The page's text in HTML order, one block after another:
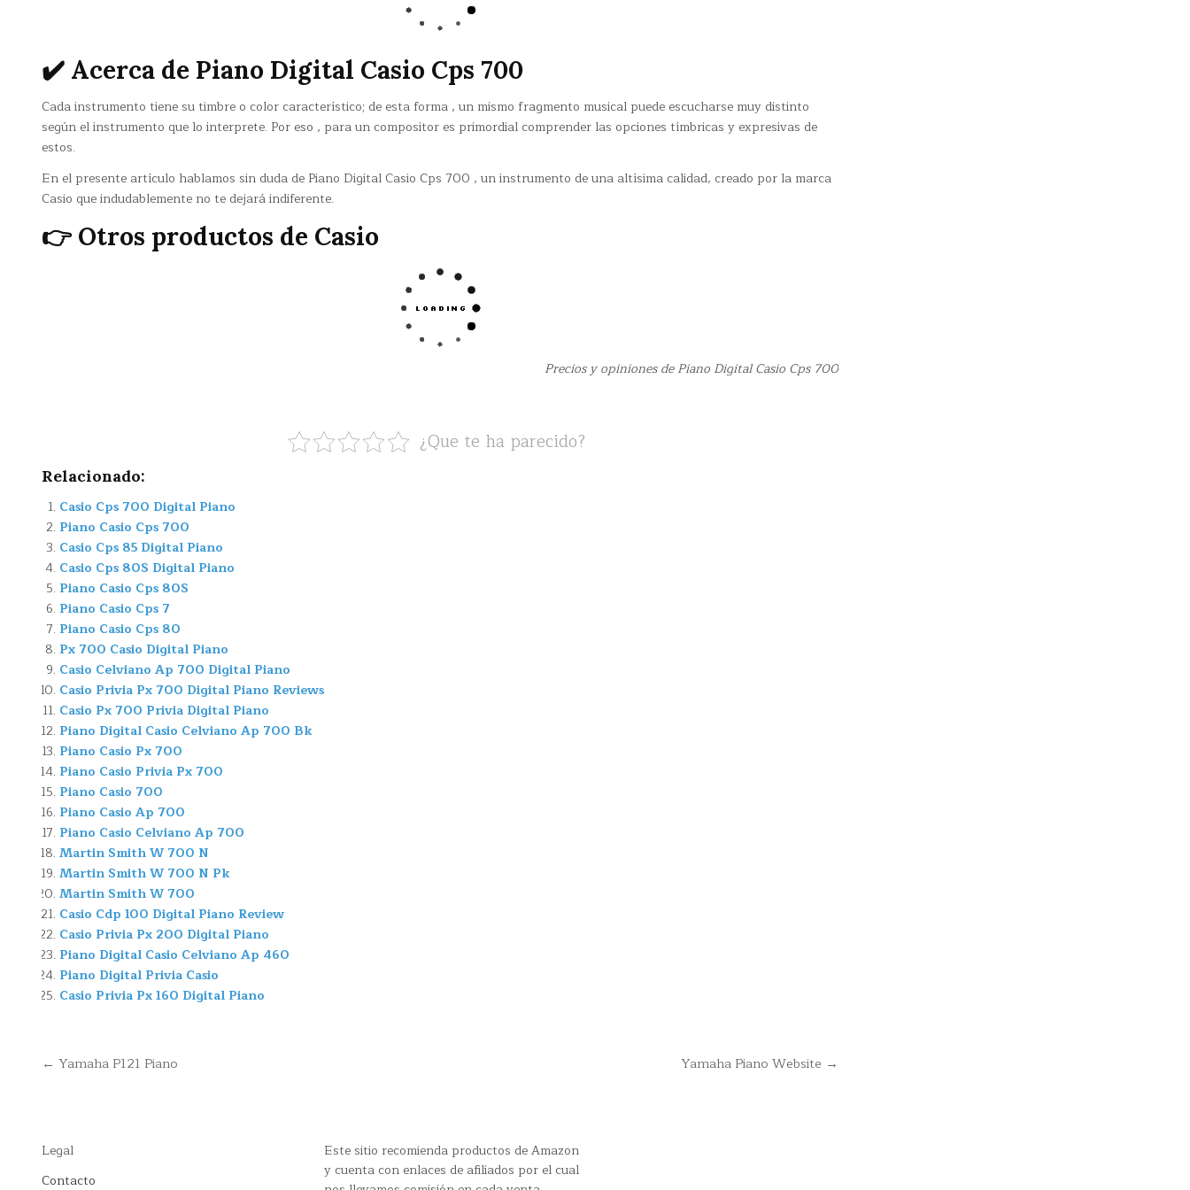
✔️ Acerca de Piano Digital Casio Cps 700
Cada instrumento tiene su timbre o color característico; de esta forma , un mismo fragmento musical puede escucharse muy distinto
según el instrumento que lo interprete. Por eso , para un compositor es primordial comprender las opciones tímbricas y expresivas de
estos.
En el presente artículo hablamos sin duda de Piano Digital Casio Cps 700 , un instrumento de una altísima calidad, creado por la marca
Casio que indudablemente no te dejará indiferente.
👉 Otros productos de Casio
Precios y opiniones de Piano Digital Casio Cps 700
¿Que te ha parecido?
Relacionado:
Casio Cps 700 Digital Piano
Piano Casio Cps 700
Casio Cps 85 Digital Piano
Casio Cps 80S Digital Piano
Piano Casio Cps 80S
Piano Casio Cps 7
Piano Casio Cps 80
Px 700 Casio Digital Piano
Casio Celviano Ap 700 Digital Piano
Casio Privia Px 700 Digital Piano Reviews
Casio Px 700 Privia Digital Piano
Piano Digital Casio Celviano Ap 700 Bk
Piano Casio Px 700
Piano Casio Privia Px 700
Piano Casio 700
Piano Casio Ap 700
Piano Casio Celviano Ap 700
Martin Smith W 700 N
Martin Smith W 700 N Pk
Martin Smith W 700
Casio Cdp 100 Digital Piano Review
Casio Privia Px 200 Digital Piano
Piano Digital Casio Celviano Ap 460
Piano Digital Privia Casio
Casio Privia Px 160 Digital Piano
Navegación Yamaha Piano Website →
← Yamaha P121 Piano
Legal
Contacto
Este sitio recomienda productos de Amazon
y cuenta con enlaces de afiliados por el cual